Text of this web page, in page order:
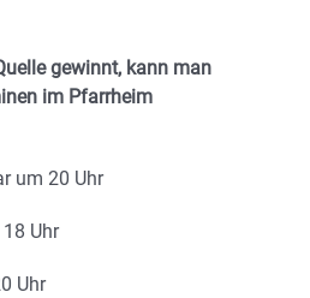
gewinnt, kann man
im Pfarrheim
um 20 Uhr
Uhr
Uhr